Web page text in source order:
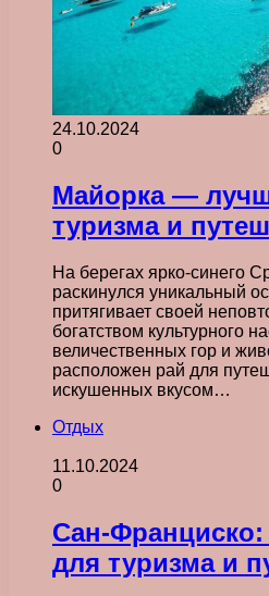
24.10.2024
0
Майорка —
туризма и
На берегах ярко-синего
раскинулся уникальный
притягивает своей
богатством культурного
величественных гор и
расположен рай для
искушенных вкусом…
Отдых
11.10.2024
0
Сан-
для туризма и